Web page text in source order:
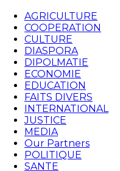
AGRICULTURE
COOPERATION
CULTURE
DIASPORA
DIPOLMATIE
ECONOMIE
EDUCATION
FAITS DIVERS
INTERNATIONAL
JUSTICE
MEDIA
Our Partners
POLITIQUE
SANTE